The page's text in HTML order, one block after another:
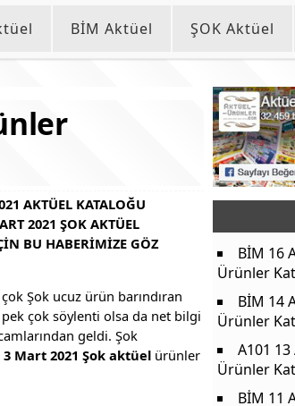
BİM Aktüel ŞOK Aktüel
AKTÜEL KATALOĞU
2021 ŞOK AKTÜEL
BU HABERIMIZE GÖZ
Şok ucuz ürün barındıran
çok söylenti olsa da net bilgi
geldi. Şok
3 Mart 2021 Şok aktüel ürünler
BİM 16
Ürünler
BİM 14
Ürünler
A101
Ürünler
BİM 11